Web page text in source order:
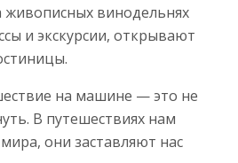
живописных винодельнях
и экскурсии, открывают
на машине — это не
В путешествиях нам
они заставляют нас